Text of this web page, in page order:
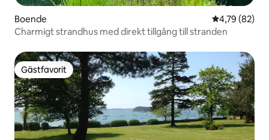
Boende 4,79 av 5 i
4,79 (82)
Charmigt strandhus med direkt tillgång till stranden
Gästfavorit
Gästfavorit